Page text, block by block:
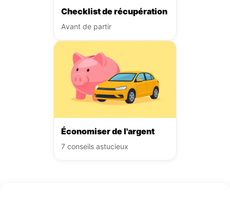
Checklist de récupération
Avant de partir
Économiser de l'argent
7 conseils astucieux